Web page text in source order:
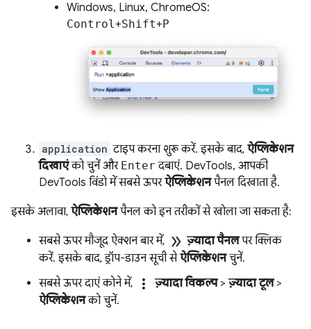
Windows, Linux, ChromeOS:
Control+Shift+P
application टाइप करना शुरू करें. इसके बाद, ऐप्लिकेशन
दिखाएंको चुनें और Enter दबाएं. DevTools, आपकी
DevTools विंडो में सबसे ऊपरऐप्लिकेशनपैनल दिखाता है.
इसके अलावा, ऐप्लिकेशनपैनल को इन तरीकों से खोला जा सकता है:
सबसे ऊपर मौजूद ऐक्शन बार में, double_arrow ज़्यादा पैनलपर क्लिक
करें. इसके बाद, ड्रॉप-डाउन सूची सेऐप्लिकेशनचुनें.
सबसे ऊपर दाएं कोने में,
more_vert ज़्यादा विकल्प> ज़्यादा टूल>
ऐप्लिकेशनको चुनें.